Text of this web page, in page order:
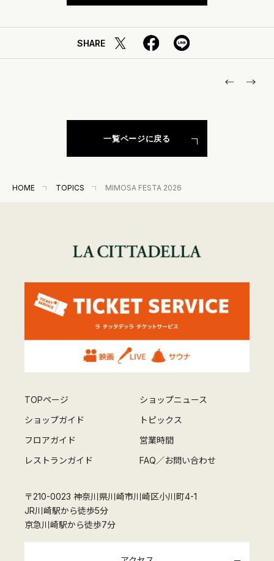
SHARE
一覧ページに戻る
HOME TOPICS MIMOSA FESTA 2026
TOPページ
ショップニュース
ショップガイド
トピックス
フロアガイド
営業時間
レストランガイド
FAQ／お問い合わせ
〒210-0023 神奈川県川崎市川崎区小川町4-1
JR川崎駅から徒歩5分
京急川崎駅から徒歩7分